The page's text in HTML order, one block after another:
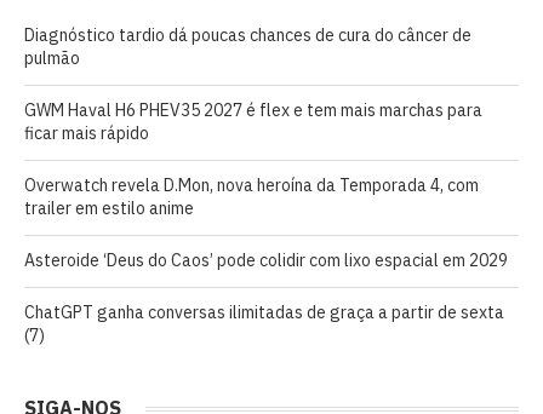
Diagnóstico tardio dá poucas chances de cura do câncer de
pulmão
GWM Haval H6 PHEV35 2027 é flex e tem mais marchas para
ficar mais rápido
Overwatch revela D.Mon, nova heroína da Temporada 4, com
trailer em estilo anime
Asteroide ‘Deus do Caos’ pode colidir com lixo espacial em 2029
ChatGPT ganha conversas ilimitadas de graça a partir de sexta
(7)
SIGA-NOS